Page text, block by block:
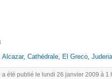
Alcazar, Cathédrale, El Greco, Juderia
a été publié le lundi 26 janvier 2009 à 1